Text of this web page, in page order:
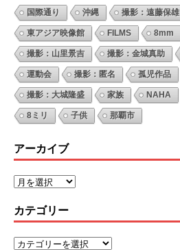
国際通り 沖縄 撮影：遠藤保雄
東アジア映像館 FILMS 8mm
撮影：山里景吉 撮影：金城真助
運動会 撮影：匿名 孤児作品
撮影：大城隆盛 家族 NAHA
8ミリ 子供 那覇市
アーカイブ
カテゴリー